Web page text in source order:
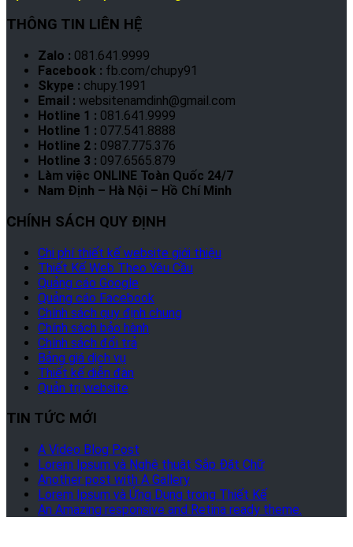
THÔNG TIN LIÊN HỆ
Zalo : 081.641.9999
Facebook : fb.com/chupy91
Skype : chupy.1991
Email : websitenamdinh@gmail.com
Hotline 1 : 081.641.9999
Hotline 1 : 077.541.8888
Hotline 2 : 0987.775.376
Hotline 3 : 097.6565.879
Làm việc ONLINE Toàn Quốc 24/7
Nam Định – Hà Nội – Hồ Chí Minh
CHÍNH SÁCH QUY ĐỊNH
Chi phí thiết kế website giới thiệu
Thiết Kế Web Theo Yêu Cầu
Quảng cáo Google
Quảng cáo Facebook
Chính sách quy định chung
Chính sách bảo hành
Chính sách đổi trả
Bảng giá dịch vụ
Thiết kế diễn đàn
Quản trị website
TIN TỨC MỚI
A Video Blog Post
Lorem Ipsum và Nghệ thuật Sắp Đặt Chữ
Another post with A Gallery
Lorem Ipsum và Ứng Dụng trong Thiết Kế
An Amazing responsive and Retina ready theme.